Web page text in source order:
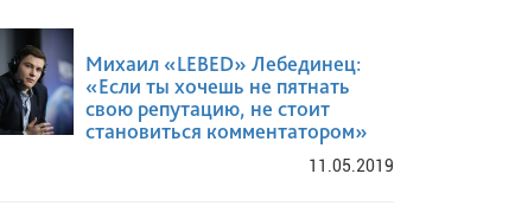
Михаил «LEBED» Лебединец:
«Если ты хочешь не пятнать
свою репутацию, не стоит
становиться комментатором»
11.05.2019